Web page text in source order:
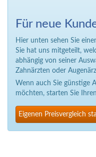
Für neue
Hier unten sehen Sie
Sie hat uns mitgeteilt,
abhängig von seiner
Zahnärzten oder
Wenn auch Sie günstige
möchten, starten Sie
Eigenen Preisvergleich